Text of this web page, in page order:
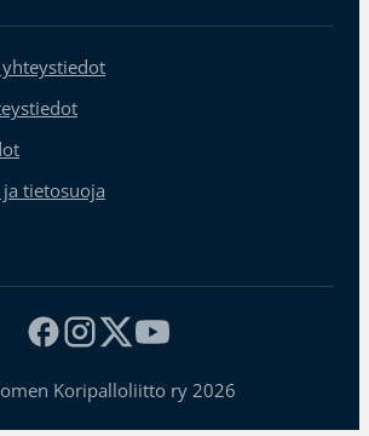
tietosuoja
Koripalloliitto ry 2026